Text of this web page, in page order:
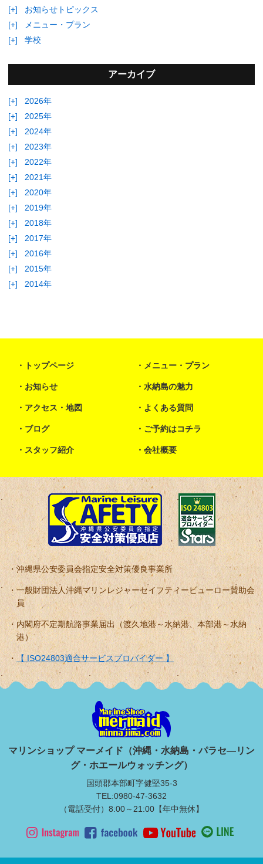
[+]
お知らせトピックス
[+]
メニュー・プラン
[+]
学校
アーカイブ
[+]
2026年
[+]
2025年
[+]
2024年
[+]
2023年
[+]
2022年
[+]
2021年
[+]
2020年
[+]
2019年
[+]
2018年
[+]
2017年
[+]
2016年
[+]
2015年
[+]
2014年
トップページ メニュー・プラン
お知らせ 水納島の魅力
アクセス・地図 よくある質問
ブログ ご予約はコチラ
スタッフ紹介 会社概要
沖縄県公安委員会指定安全対策優良事業所
一般財団法人沖縄マリンレジャーセイフティービューロー賛助会
員
内閣府不定期航路事業届出（渡久地港～水納港、本部港～水納
港）
【 ISO24803適合サービスプロバイダー 】
マリンショップ マーメイド（沖縄・水納島・パラセ―リン
グ・ホエールウォッチング）
国頭郡本部町字健堅35-3
TEL:0980-47-3632
（電話受付）8:00～21:00【年中無休】